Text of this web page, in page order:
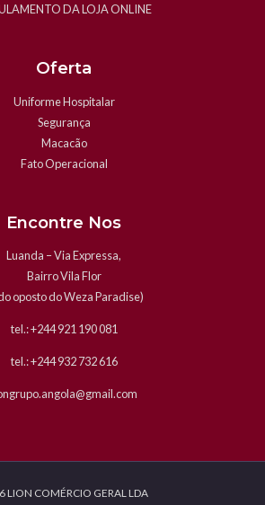
DA LOJA ONLINE
Oferta
Uniforme Hospitalar
Segurança
Macacão
Fato Operacional
Encontre Nos
Luanda – Via Expressa,
Bairro Vila Flor
oposto do Weza Paradise)
tel.: +244 921 190 081
tel.: +244 932 732 616
LION COMÉRCIO GERAL LDA